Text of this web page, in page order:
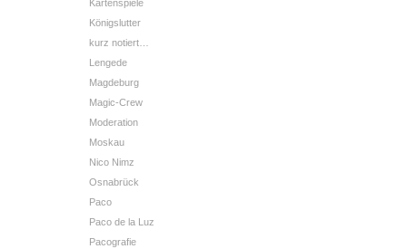
Kartenspiele
Königslutter
kurz notiert…
Lengede
Magdeburg
Magic-Crew
Moderation
Moskau
Nico Nimz
Osnabrück
Paco
Paco de la Luz
Pacografie